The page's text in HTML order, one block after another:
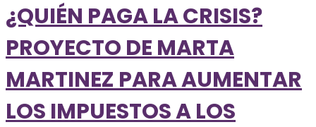
¿QUIÉN PAGA LA CRISIS?
PROYECTO DE MARTA
MARTINEZ PARA AUMENTAR
LOS IMPUESTOS A LOS